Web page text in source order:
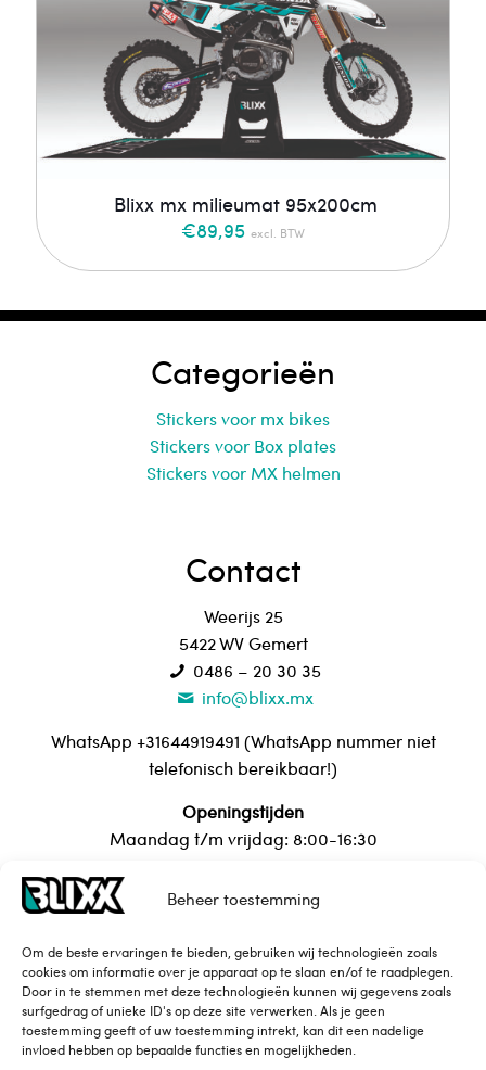
Beheer toestemming
Om de beste ervaringen te bieden, gebruiken wij technologieën zoals
cookies om informatie over je apparaat op te slaan en/of te raadplegen.
Door in te stemmen met deze technologieën kunnen wij gegevens zoals
surfgedrag of unieke ID's op deze site verwerken. Als je geen
toestemming geeft of uw toestemming intrekt, kan dit een nadelige
invloed hebben op bepaalde functies en mogelijkheden.
Blixx mx milieumat 95x200cm
€89,95 excl. BTW
Categorieën
Stickers voor mx bikes
Stickers voor Box plates
Stickers voor MX helmen
Contact
Weerijs 25
5422 WV Gemert
0486 – 20 30 35
info@blixx.mx
WhatsApp +31644919491 (WhatsApp nummer niet
telefonisch bereikbaar!)
Openingstijden
Maandag t/m vrijdag: 8:00-16:30
Contact
Maattabel
Privacy Policy
Leveringsvoorwaarden